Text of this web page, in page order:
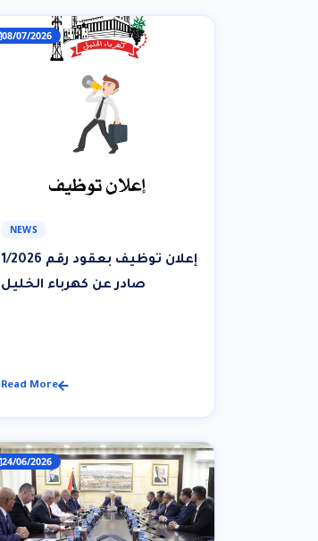
08/07/2026
NEWS
إعلان توظيف بعقود رقم 1/2026
صادر عن كهرباء الخليل
Read More
24/06/2026